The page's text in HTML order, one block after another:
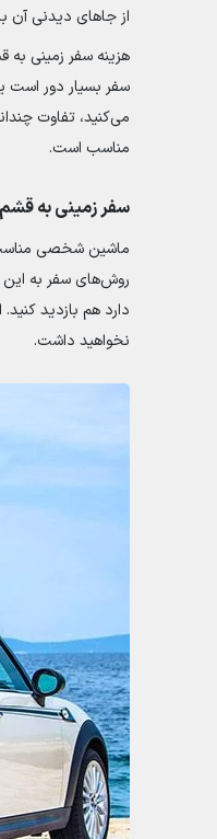
از جاهای دیدنی آن
هزینه سفر زمینی به
سفر بسیار دور است
مناسب است.
سفر زمینی به
ماشین شخصی مناسب
روش‌های سفر به این
دارد هم بازدید
نخواهید داشت.